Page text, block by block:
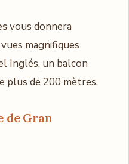
vous donnera
magnifiques
Inglés, un balcon
plus de 200 mètres.
de Gran